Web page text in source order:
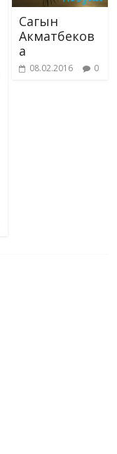
Сагын
Акматбеков
а
08.02.2016 0